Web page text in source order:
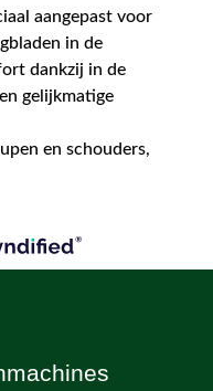
aangepast voor
in de
dankzij in de
gelijkmatige
en schouders,